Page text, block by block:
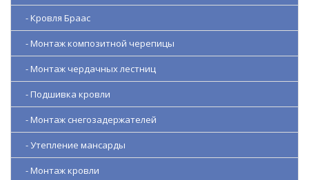
- Кровля Браас
- Монтаж композитной черепицы
- Монтаж чердачных лестниц
- Подшивка кровли
- Монтаж снегозадержателей
- Утепление мансарды
- Монтаж кровли